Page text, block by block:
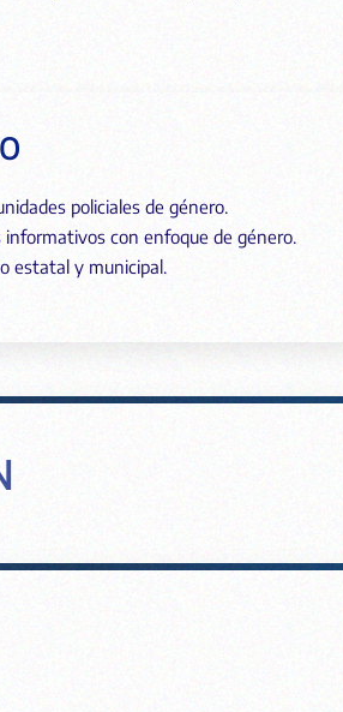
policiales de género.
con enfoque de género.
estatal y municipal.